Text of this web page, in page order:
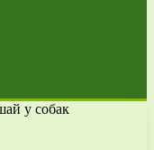
у собак